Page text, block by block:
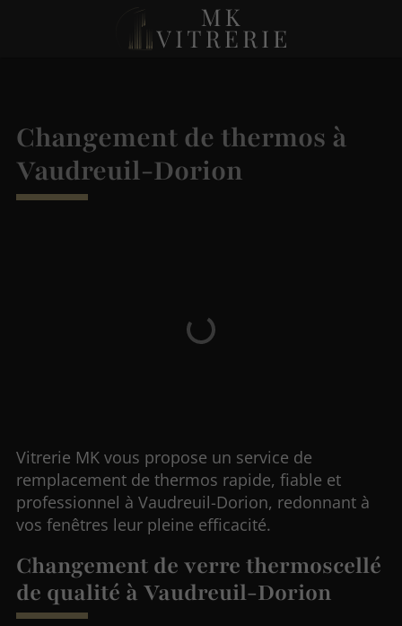
Changement de thermos à
Vaudreuil-Dorion
Vitrerie MK vous propose un service de
remplacement de thermos rapide, fiable et
professionnel à Vaudreuil-Dorion, redonnant à
vos fenêtres leur pleine efficacité.
Changement de verre thermoscellé
de qualité à Vaudreuil-Dorion